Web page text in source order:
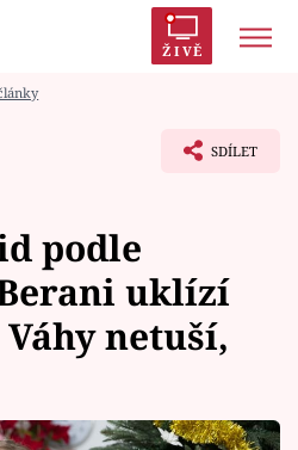
ŽIVĚ
SDÍLET
podle
uklízí
netuší,